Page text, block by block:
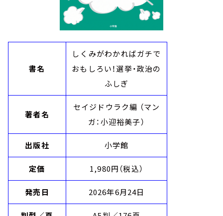
書名
しくみがわかればガチで
おもしろい！選挙・政治の
ふしぎ
著者名
セイジドウラク編 （マン
ガ：小迎裕美子）
出版社 小学館
定価 1,980円（税込）
発売日 2026年6月24日